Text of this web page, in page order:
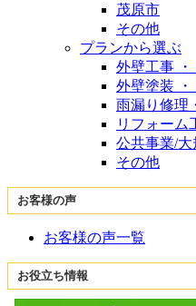
茂原市
その他
プランから選ぶ
外壁工事
外壁塗装 ・
雨漏り修理
リフォーム
公共事業/
その他
お客様の声
お客様の声一覧
お役立ち情報